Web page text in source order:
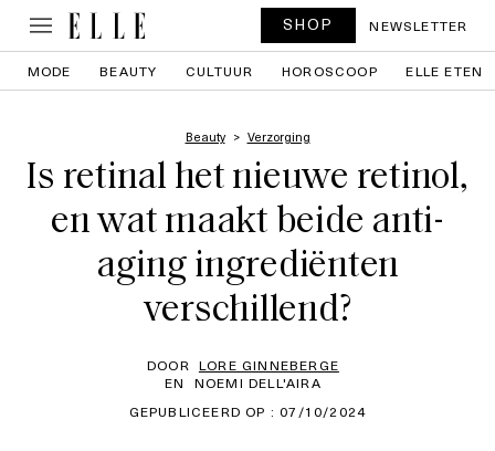
SHOP NEWSLETTER
MODE BEAUTY CULTUUR HOROSCOOP ELLE ETEN
Beauty Verzorging
Is retinal het nieuwe retinol,
en wat maakt beide anti-
aging ingrediënten
verschillend?
DOOR LORE GINNEBERGE
EN
NOEMI DELL'AIRA
GEPUBLICEERD OP : 07/10/2024